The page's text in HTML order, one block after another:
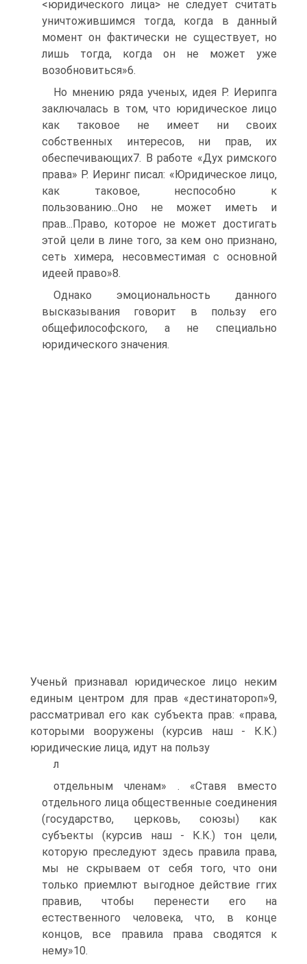
<юридического лица> не следует считать
уничтожившимся тогда, когда в данный
момент он фактически не существует, но
лишь тогда, когда он не может уже
возобновиться»6.
Но мнению ряда ученых, идея Р. Иерипга
заключалась в том, что юридическое лицо
как таковое не имеет ни своих
собственных интересов, ни прав, их
обеспечивающих7. В работе «Дух римского
права» Р. Иеринг писал: «Юридическое лицо,
как таковое, неспособно к
пользованию...Оно не может иметь и
прав...Право, которое не может достигать
этой цели в лине того, за кем оно признано,
сеть химера, несовместимая с основной
идеей право»8.
Однако эмоциональность данного
высказывания говорит в пользу его
общефилософского, а не специально
юридического значения.
Ученьй признавал юридическое лицо неким
единым центром для прав «дестинатороп»9,
рассматривал его как субъекта прав: «права,
которыми вооружены (курсив наш - К.К.)
юридические лица, идут на пользу
л
отдельным членам» . «Ставя вместо
отдельного лица общественные соединения
(государство, церковь, союзы) как
субъекты (курсив наш - К.К.) тон цели,
которую преследуют здесь правила права,
мы не скрываем от себя того, что они
только приемлют выгодное действие ггих
правив, чтобы перенести его на
естественного человека, что, в конце
концов, все правила права сводятся к
нему»10.